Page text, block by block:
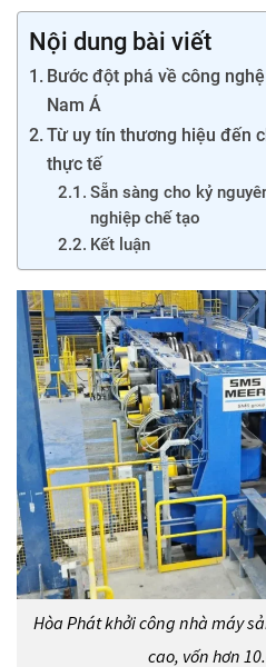
Nội dung bài viết
Bước đột phá về công
Nam Á
Từ uy tín thương hiệu đến
thực tế
Sẵn sàng cho kỷ
nghiệp chế tạo
Kết luận
Hòa Phát khởi công nhà máy
cao, vốn hơn